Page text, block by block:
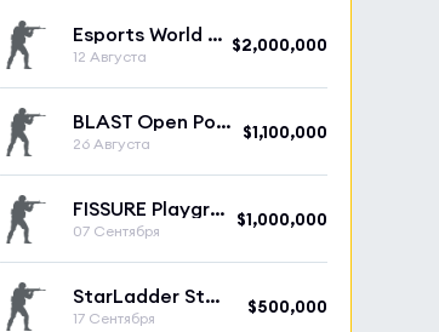
Esports World Cup 2026
12 Августа
$2,000,000
BLAST Open Porto 2026
26 Августа
$1,100,000
FISSURE Playground 3
07 Сентября
$1,000,000
StarLadder StarSeries Fall 2026
17 Сентября
$500,000